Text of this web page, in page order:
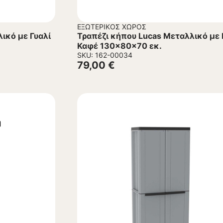
με Γυαλί
ΕΞΩΤΕΡΙΚΌΣ ΧΏΡΟΣ
Τραπέζι κήπου Lucas Μεταλλικό με
Καφέ 130x80x70 εκ.
SKU: 162-00034
79,00 €